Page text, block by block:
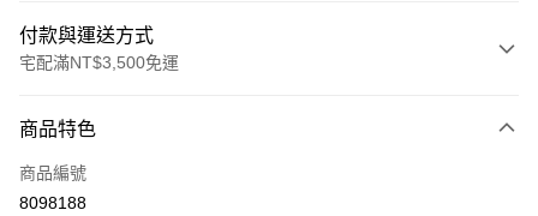
付款與運送方式
宅配滿NT$3,500免運
信用卡一次付款
ATM付款
商品特色
商品編號
8098188